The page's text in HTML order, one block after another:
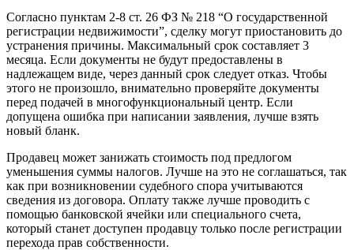
Согласно пунктам 2-8 ст. 26 ФЗ № 218 “О государственной
регистрации недвижимости”, сделку могут приостановить до
устранения причины. Максимальный срок составляет 3
месяца. Если документы не будут предоставлены в
надлежащем виде, через данный срок следует отказ. Чтобы
этого не произошло, внимательно проверяйте документы
перед подачей в многофункциональный центр. Если
допущена ошибка при написании заявления, лучше взять
новый бланк.
Продавец может занижать стоимость под предлогом
уменьшения суммы налогов. Лучше на это не соглашаться, так
как при возникновении судебного спора учитываются
сведения из договора. Оплату также лучше проводить с
помощью банковской ячейки или специального счета,
который станет доступен продавцу только после регистрации
перехода прав собственности.